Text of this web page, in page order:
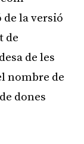
la versió
de
de les
nombre de
dones